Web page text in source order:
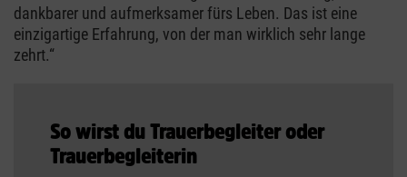
dankbarer und aufmerksamer fürs Leben. Das ist eine
einzigartige Erfahrung, von der man wirklich sehr lange
zehrt.“
So wirst du Trauerbegleiter oder
Trauerbegleiterin